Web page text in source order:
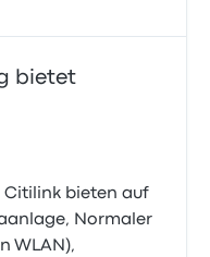
bietet
Citilink bieten auf
Normaler
WLAN),